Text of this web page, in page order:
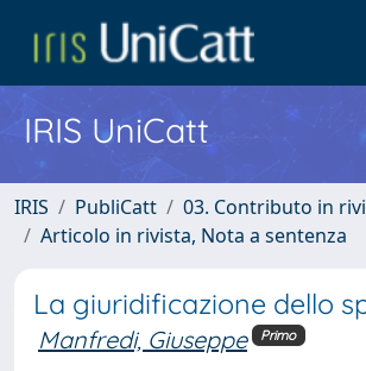
IRIS UniCatt
IRIS PubliCatt
03. Contributo in
Articolo in rivista, Nota a sentenza
La giuridificazione dello
Manfredi, Giuseppe Primo